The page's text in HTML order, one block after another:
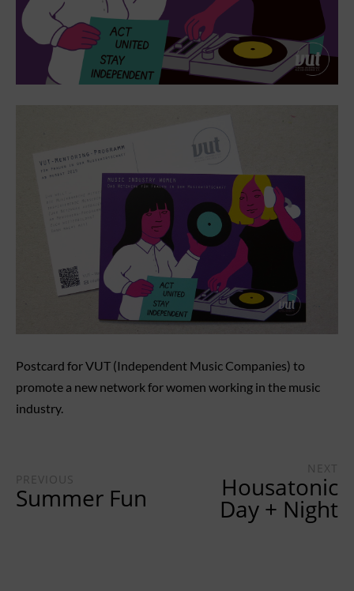
Postcard for VUT (Independent Music Companies) to
promote a new network for women working in the music
industry.
PREVIOUS
Summer Fun
NEXT
Housatonic
Day + Night